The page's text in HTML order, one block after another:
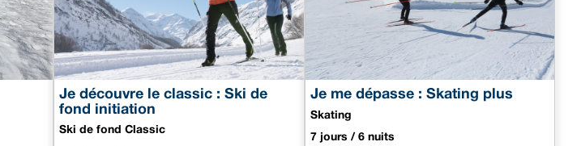
Je découvre le classic : Ski de
fond initiation
Ski de fond Classic
Je me dépasse : Skating plus
Skating
7 jours / 6 nuits